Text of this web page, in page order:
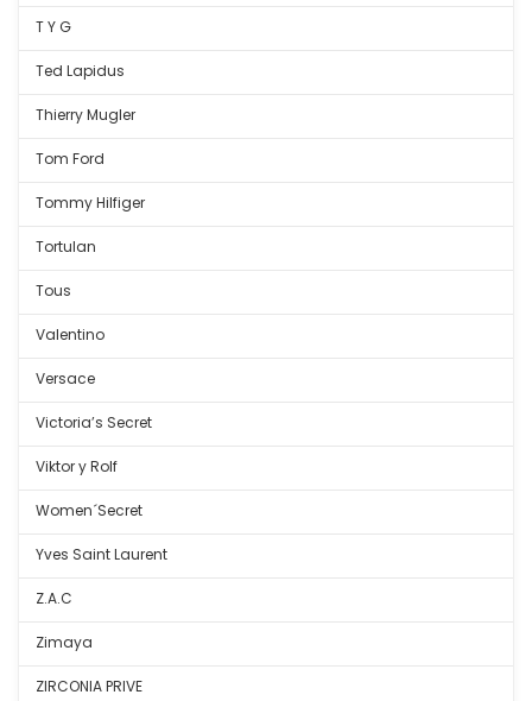
T Y G
Ted Lapidus
Thierry Mugler
Tom Ford
Tommy Hilfiger
Tortulan
Tous
Valentino
Versace
Victoria’s Secret
Viktor y Rolf
Women´Secret
Yves Saint Laurent
Z.A.C
Zimaya
ZIRCONIA PRIVE